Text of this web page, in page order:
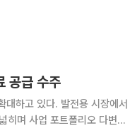
공급 수주
대하고 있다. 발전용 시장에서
히며 사업 포트폴리오 다변화